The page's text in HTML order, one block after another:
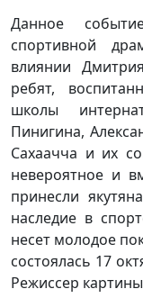
Данное
спортивной
влиянии
ребят,
школы
Пинигина,
Сахаачча и их
невероятное и
принесли
наследие в
несет молодое
состоялась 17
Режиссер